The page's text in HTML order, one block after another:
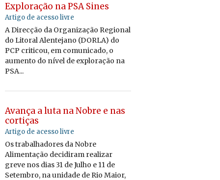
Exploração na PSA Sines
Artigo de acesso livre
A Direcção da Organização Regional
do Litoral Alentejano (DORLA) do
PCP criticou, em comunicado, o
aumento do nível de exploração na
PSA...
Avança a luta na Nobre e nas
cortiças
Artigo de acesso livre
Os trabalhadores da Nobre
Alimentação decidiram realizar
greve nos dias 31 de Julho e 11 de
Setembro, na unidade de Rio Maior,